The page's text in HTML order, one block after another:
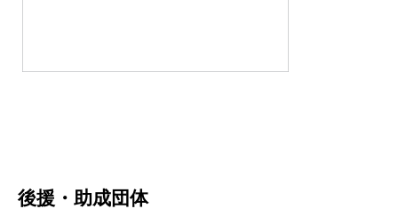
後援・助成団体